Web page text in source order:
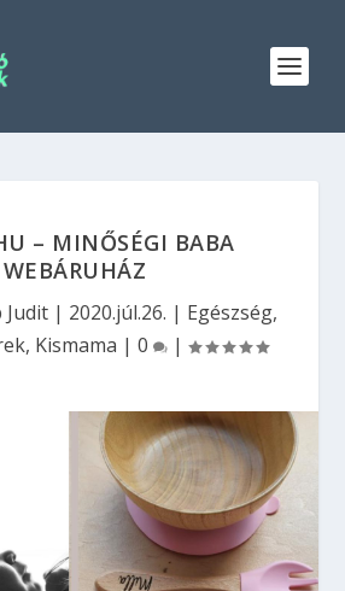
– MINŐSÉGI BABA
WEBÁRUHÁZ
Judit | 2020.júl.26. | Egészség,
, Kismama | 0 |